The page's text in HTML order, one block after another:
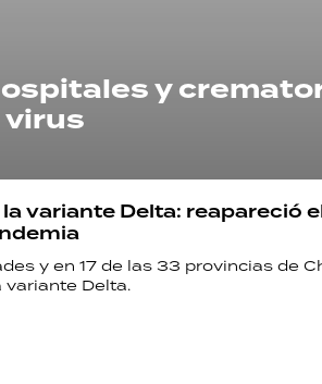
y
virus
variante Delta: reapareció
y en 17 de las 33 provincias de
variante Delta.